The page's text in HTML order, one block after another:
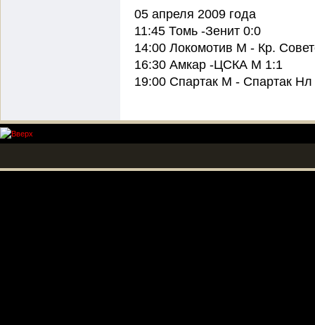
05 апреля 2009 года
11:45 Томь -Зенит 0:0
14:00 Локомотив М - Кр.
16:30 Амкар -ЦСКА М 1:1
19:00 Спартак М - Спартак Нл